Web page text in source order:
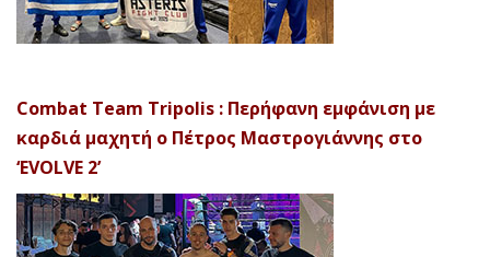
Combat Team Tripolis : Περήφανη εμφάνιση με
καρδιά μαχητή ο Πέτρος Μαστρογιάννης στο
‘EVOLVE 2’